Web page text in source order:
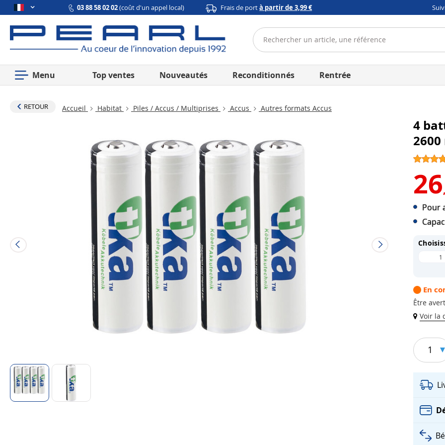
03 88 58 02 02(coût d'un appel local) Frais de portà partir de 3,99 €
Menu Top ventes Nouveautés Reconditionnés Rentrée
RETOUR Accueil Habitat Piles / Accus / Multiprises Accus Autres formats Accus
4
26
Pour
1
En
Être
Voir la
1